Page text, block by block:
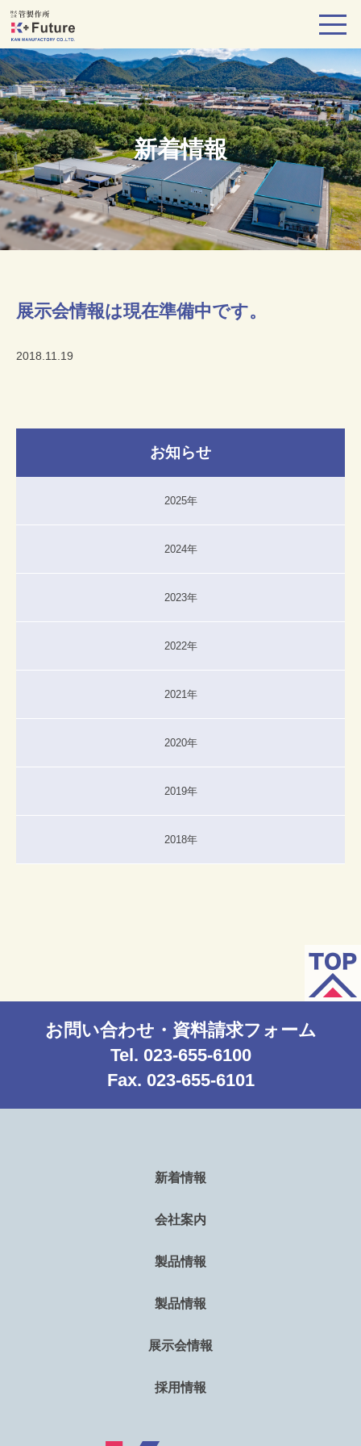
新着情報
展示会情報は現在準備中です。
2018.11.19
お知らせ
2025年
2024年
2023年
2022年
2021年
2020年
2019年
2018年
お問い合わせ・資料請求フォーム
Tel. 023-655-6100
Fax. 023-655-6101
新着情報
会社案内
製品情報
製品情報
展示会情報
採用情報